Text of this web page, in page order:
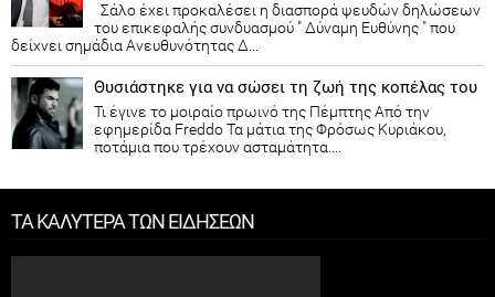
Σάλο έχει προκαλέσει η διασπορά ψευδών δηλώσεων
του επικεφαλής συνδυασμού " Δύναμη Ευθύνης " που
δείχνει σημάδια Ανευθυνότητας Δ...
Θυσιάστηκε για να σώσει τη ζωή της κοπέλας του
Τι έγινε το μοιραίο πρωινό της Πέμπτης Από την
εφημερίδα Freddo Τα μάτια της Φρόσως Κυριάκου,
ποτάμια που τρέχουν ασταμάτητα....
ΤΑ ΚΑΛΥΤΕΡΑ ΤΩΝ ΕΙΔΗΣΕΩΝ